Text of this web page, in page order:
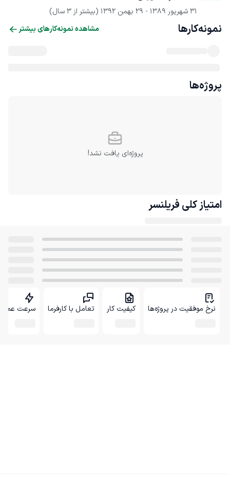
31 شهریور 1389
- 29 بهمن 1392 (بیشتر از 3 سال)
نمونه‌کارها مشاهده نمونه‌کارهای بیشتر
پروژه‌ها
پروژه‌ای یافت نشد!
امتیاز کلی فریلنسر
نرخ موفقیت در پروژه‌ها کیفیت کار تعامل با کارفرما سرعت عمل